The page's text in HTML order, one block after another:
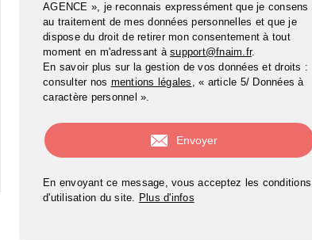
AGENCE », je reconnais expressément que je consens
au traitement de mes données personnelles et que je
dispose du droit de retirer mon consentement à tout
moment en m'adressant à support@fnaim.fr.
En savoir plus sur la gestion de vos données et droits :
consulter nos mentions légales , « article 5/ Données à
caractère personnel ».
En envoyant ce message, vous acceptez les conditions
d'utilisation du site. Plus d'infos